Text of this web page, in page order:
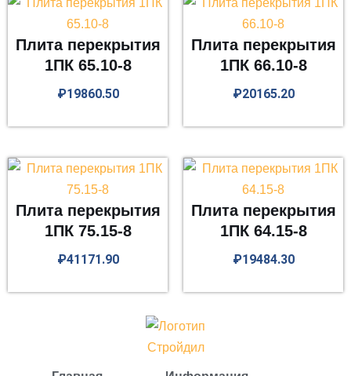
Плита перекрытия
1ПК 65.10-8
₽19860.50
Плита перекрытия
1ПК 66.10-8
₽20165.20
Плита перекрытия
1ПК 75.15-8
₽41171.90
Плита перекрытия
1ПК 64.15-8
₽19484.30